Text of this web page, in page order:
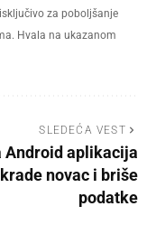
za poboljšanje
Hvala na ukazanom
SLEDEĆA VEST
Android aplikacija
krade novac i briše
podatke